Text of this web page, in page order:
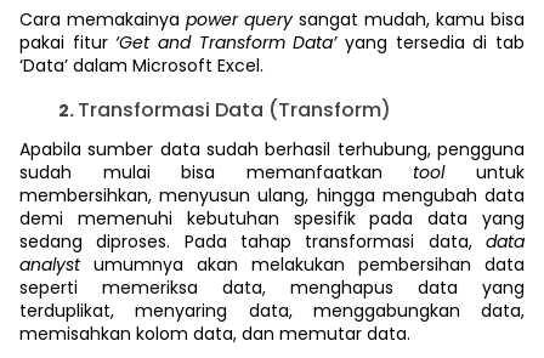
Cara memakainya power query sangat mudah, kamu bisa
pakai fitur‘Get and Transform Data’yang tersedia di tab
‘Data’ dalam Microsoft Excel.
Transformasi Data (Transform)
Apabila sumber data sudah berhasil terhubung, pengguna
sudah mulai bisa memanfaatkan tooluntuk
membersihkan, menyusun ulang, hingga mengubah data
demi memenuhi kebutuhan spesifik pada data yang
sedang diproses. Pada tahap transformasi data, data
analyst umumnya akan melakukan pembersihan data
seperti memeriksa data, menghapus data yang
terduplikat, menyaring data, menggabungkan data,
memisahkan kolom data, dan memutar data.